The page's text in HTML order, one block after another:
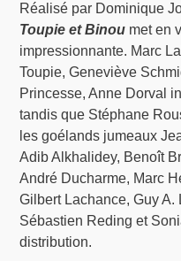
Réalisé par Dominique
Toupie et Binou met en
impressionnante. Marc
Toupie, Geneviève
Princesse, Anne Dorval
tandis que Stéphane
les goélands jumeaux
Adib Alkhalidey, Benoît
André Ducharme, Marc
Gilbert Lachance, Guy
Sébastien Reding et
distribution.